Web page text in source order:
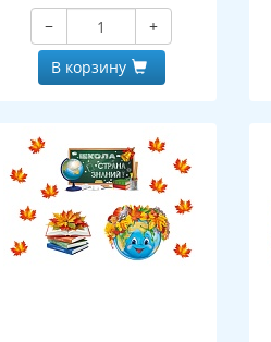
−
+
В корзину